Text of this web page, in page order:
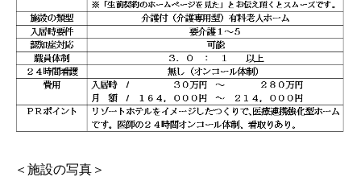
＜施設の写真＞